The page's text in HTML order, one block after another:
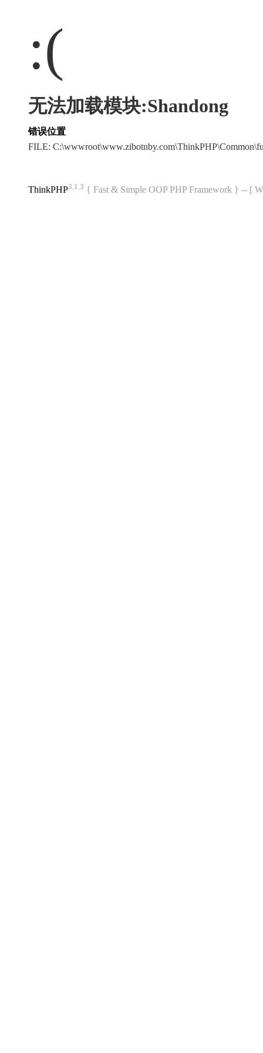
:(
无法加载模块:Shandong
错误位置
FILE:
ThinkPHP3.1.3 { Fast & Simple OOP PHP Framework } -- [